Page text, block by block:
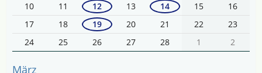
10
11 12 13 14 15
16
17
18 19 20 21 22
23
24
25 26 27 28 1 2
März